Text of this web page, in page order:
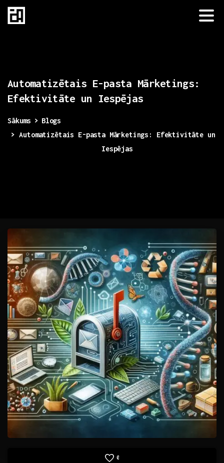
Automatizētais E-pasta Mārketings:
Efektivitāte un Iespējas
Sākums
Blogs
Automatizētais E-pasta Mārketings: Efektivitāte un
Iespējas
0